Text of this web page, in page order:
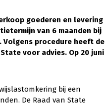
goederen en levering
van 6 maanden bij
Volgens procedure heeft de
voor advies. Op 20 juni
bij een
De Raad van State